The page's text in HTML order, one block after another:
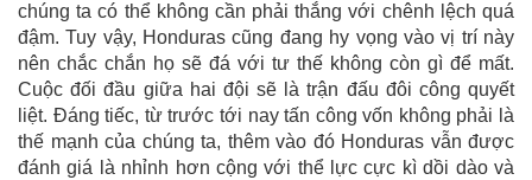
chúng ta có thể không cần phải thắng với chênh lệch quá
đậm. Tuy vậy, Honduras cũng đang hy vọng vào vị trí này
nên chắc chắn họ sẽ đá với tư thế không còn gì để mất.
Cuộc đối đầu giữa hai đội sẽ là trận đấu đôi công quyết
liệt. Đáng tiếc, từ trước tới nay tấn công vốn không phải là
thế mạnh của chúng ta, thêm vào đó Honduras vẫn được
đánh giá là nhỉnh hơn cộng với thể lực cực kì dồi dào và